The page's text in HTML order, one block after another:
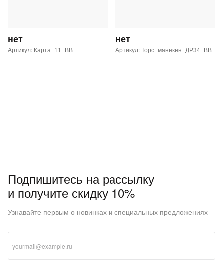
нет
Артикул: Карта_11_BB
нет
Артикул: Торс_манекен_ДР34_ВВ
Подпишитесь на рассылку
и получите скидку 10%
Узнавайте первым о новинках и специальных предложениях